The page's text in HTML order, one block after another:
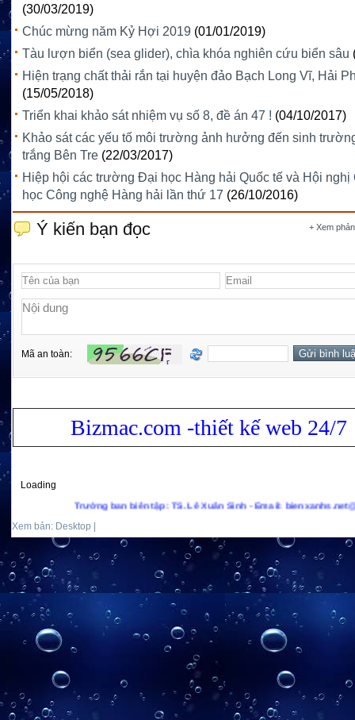
(30/03/2019)
Chúc mừng năm Kỷ Hợi 2019 (01/01/2019)
Tàu lượn biển (sea glider), chìa khóa nghiên cứu biển sâu
Hiện trạng chất thải rắn tại huyện đảo Bạch Long Vĩ, Hải
(15/05/2018)
Triển khai khảo sát nhiệm vụ số 8, đề án 47 ! (04/10/2017)
Khảo sát các yếu tố môi trường ảnh hưởng đến sinh
trắng Bên Tre (22/03/2017)
Hiệp hội các trường Đại học Hàng hải Quốc tế và Hội nghị
học Công nghệ Hàng hải lần thứ 17 (26/10/2016)
+ Xem
Ý kiến bạn đọc
Mã an toàn:
Bizmac.com -thiết kế web 24/7
Loading
ban biên tập: TS. Lê Xuân Sinh - Email: bienxanhs.net@gmail.com -
Xem bản: Desktop |